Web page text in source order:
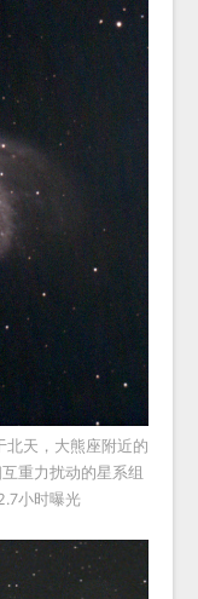
天，大熊座附近的
重力扰动的星系组
小时曝光